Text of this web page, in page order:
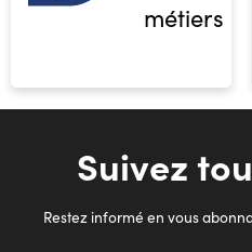
métiers
Suivez
Restez informé en vous